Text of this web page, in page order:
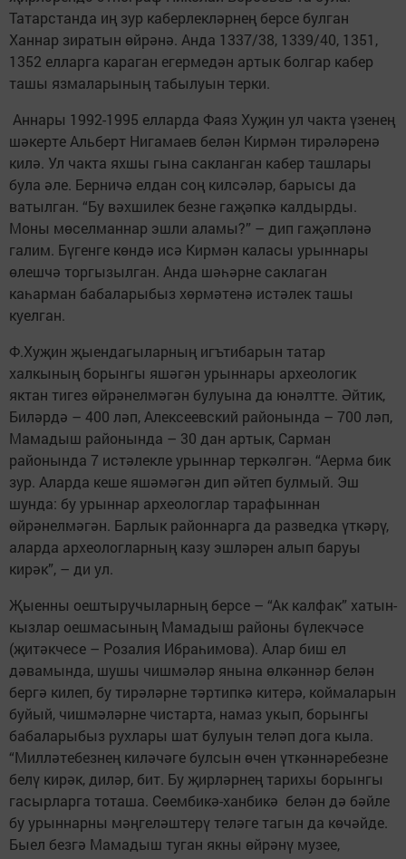
Татарстанда иң зур каберлекләрнең берсе булган
Ханнар зиратын өйрәнә. Анда 1337/38, 1339/40, 1351,
1352 елларга караган егермедән артык болгар кабер
ташы язмаларының табылуын терки.
Аннары 1992-1995 елларда Фаяз Хуҗин ул чакта үзенең
шәкерте Альберт Нигамаев белән Кирмән тирәләренә
килә. Ул чакта яхшы гына сакланган кабер ташлары
була әле. Берничә елдан соң килсәләр, барысы да
ватылган. “Бу вәхшилек безне гаҗәпкә калдырды.
Моны мөселманнар эшли аламы?” – дип гаҗәпләнә
галим. Бүгенге көндә исә Кирмән каласы урыннары
өлешчә торгызылган. Анда шәһәрне саклаган
каһарман бабаларыбыз хөрмәтенә истәлек ташы
куелган.
Ф.Хуҗин җыендагыларның игътибарын татар
халкының борынгы яшәгән урыннары археологик
яктан тигез өйрәнелмәгән булуына да юнәлтте. Әйтик,
Биләрдә – 400 ләп, Алексеевский районында – 700 ләп,
Мамадыш районында – 30 дан артык, Сарман
районында 7 истәлекле урыннар теркәлгән. “Аерма бик
зур. Аларда кеше яшәмәгән дип әйтеп булмый. Эш
шунда: бу урыннар археологлар тарафыннан
өйрәнелмәгән. Барлык районнарга да разведка үткәрү,
аларда археологларның казу эшләрен алып баруы
кирәк”, – ди ул.
Җыенны оештыручыларның берсе – “Ак калфак” хатын-
кызлар оешмасының Мамадыш районы бүлекчәсе
(җитәкчесе – Розалия Ибраһимова). Алар биш ел
дәвамында, шушы чишмәләр янына өлкәннәр белән
бергә килеп, бу тирәләрне тәртипкә китерә, коймаларын
буйый, чишмәләрне чистарта, намаз укып, борынгы
бабаларыбыз рухлары шат булуын теләп дога кыла.
“Милләтебезнең киләчәге булсын өчен үткәннәребезне
белү кирәк, диләр, бит. Бу җирләрнең тарихы борынгы
гасырларга тоташа. Сөембикә-ханбикә белән дә бәйле
бу урыннарны мәңгеләштерү теләге тагын да көчәйде.
Быел безгә Мамадыш туган якны өйрәнү музее,